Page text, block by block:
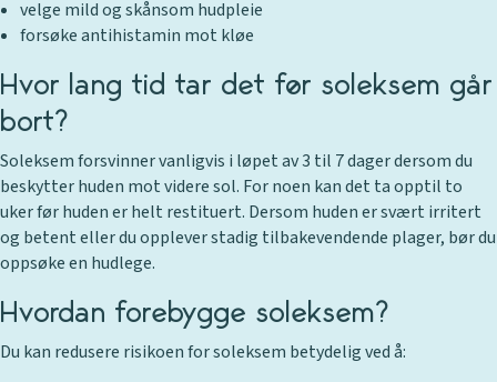
velge mild og skånsom hudpleie
forsøke antihistamin mot kløe
Hvor lang tid tar det før soleksem går
bort?
Soleksem forsvinner vanligvis i løpet av 3 til 7 dager dersom du
beskytter huden mot videre sol. For noen kan det ta opptil to
uker før huden er helt restituert. Dersom huden er svært irritert
og betent eller du opplever stadig tilbakevendende plager, bør du
oppsøke en hudlege.
Hvordan forebygge soleksem?
Du kan redusere risikoen for soleksem betydelig ved å: